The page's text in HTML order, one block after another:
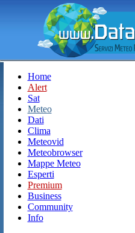
Home
Alert
Sat
Meteo
Dati
Clima
Meteovid
Meteobrowser
Mappe Meteo
Esperti
Premium
Business
Community
Info